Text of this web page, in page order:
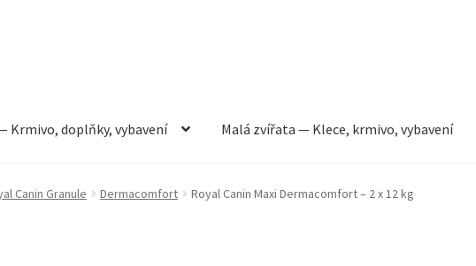
Krmivo, doplňky, vybavení Malá zvířata — Klece, krmivo, vybavení
Klece, krmivo, vybavení Můj účet Obchod Pokladna Vše pro kočky
Canin Granule Dermacomfort Royal Canin Maxi Dermacomfort – 2 x 12 kg